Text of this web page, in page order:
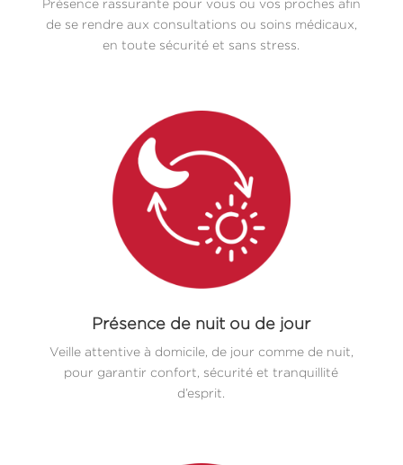
Présence rassurante pour vous ou vos proches afin
de se rendre aux consultations ou soins médicaux,
en toute sécurité et sans stress.
Présence de nuit ou de jour
Veille attentive à domicile, de jour comme de nuit,
pour garantir confort, sécurité et tranquillité
d’esprit.